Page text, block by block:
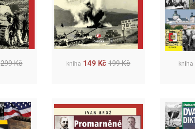
299 Kč kniha 149 Kč 199 Kč kniha